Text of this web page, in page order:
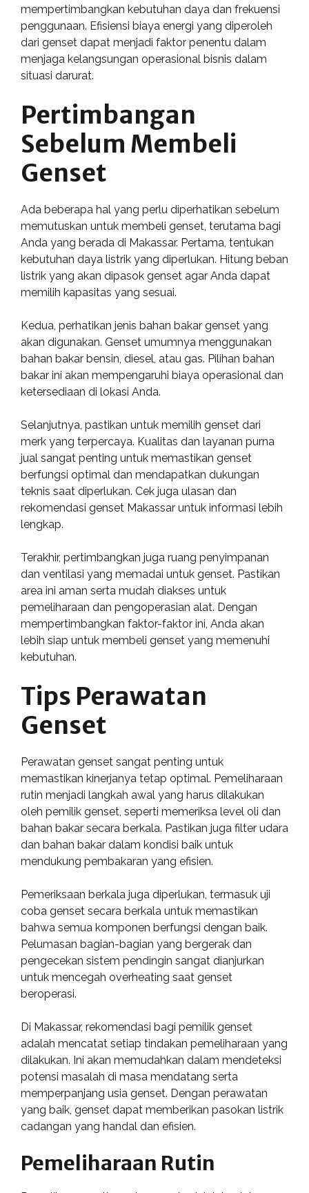
mempertimbangkan kebutuhan daya dan frekuensi
penggunaan. Efisiensi biaya energi yang diperoleh
dari genset dapat menjadi faktor penentu dalam
menjaga kelangsungan operasional bisnis dalam
situasi darurat.
Pertimbangan
Sebelum Membeli
Genset
Ada beberapa hal yang perlu diperhatikan sebelum
memutuskan untuk membeli genset, terutama bagi
Anda yang berada di Makassar. Pertama, tentukan
kebutuhan daya listrik yang diperlukan. Hitung beban
listrik yang akan dipasok genset agar Anda dapat
memilih kapasitas yang sesuai.
Kedua, perhatikan jenis bahan bakar genset yang
akan digunakan. Genset umumnya menggunakan
bahan bakar bensin, diesel, atau gas. Pilihan bahan
bakar ini akan mempengaruhi biaya operasional dan
ketersediaan di lokasi Anda.
Selanjutnya, pastikan untuk memilih genset dari
merk yang terpercaya. Kualitas dan layanan purna
jual sangat penting untuk memastikan genset
berfungsi optimal dan mendapatkan dukungan
teknis saat diperlukan. Cek juga ulasan dan
rekomendasi genset Makassar untuk informasi lebih
lengkap.
Terakhir, pertimbangkan juga ruang penyimpanan
dan ventilasi yang memadai untuk genset. Pastikan
area ini aman serta mudah diakses untuk
pemeliharaan dan pengoperasian alat. Dengan
mempertimbangkan faktor-faktor ini, Anda akan
lebih siap untuk membeli genset yang memenuhi
kebutuhan.
Tips Perawatan
Genset
Perawatan genset sangat penting untuk
memastikan kinerjanya tetap optimal. Pemeliharaan
rutin menjadi langkah awal yang harus dilakukan
oleh pemilik genset, seperti memeriksa level oli dan
bahan bakar secara berkala. Pastikan juga filter udara
dan bahan bakar dalam kondisi baik untuk
mendukung pembakaran yang efisien.
Pemeriksaan berkala juga diperlukan, termasuk uji
coba genset secara berkala untuk memastikan
bahwa semua komponen berfungsi dengan baik.
Pelumasan bagian-bagian yang bergerak dan
pengecekan sistem pendingin sangat dianjurkan
untuk mencegah overheating saat genset
beroperasi.
Di Makassar, rekomendasi bagi pemilik genset
adalah mencatat setiap tindakan pemeliharaan yang
dilakukan. Ini akan memudahkan dalam mendeteksi
potensi masalah di masa mendatang serta
memperpanjang usia genset. Dengan perawatan
yang baik, genset dapat memberikan pasokan listrik
cadangan yang handal dan efisien.
Pemeliharaan Rutin